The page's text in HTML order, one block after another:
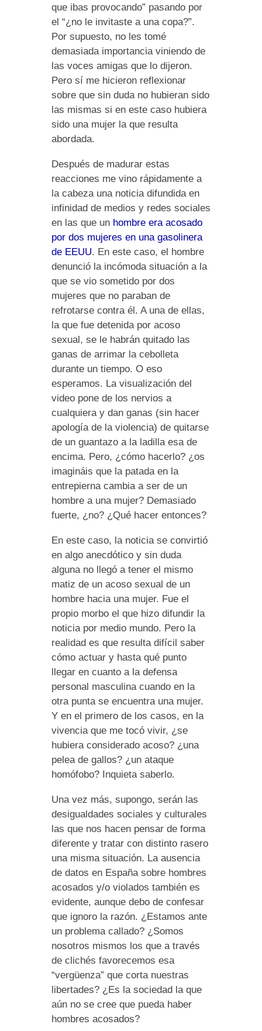
que ibas provocando” pasando por
el “¿no le invitaste a una copa?”.
Por supuesto, no les tomé
demasiada importancia viniendo de
las voces amigas que lo dijeron.
Pero sí me hicieron reflexionar
sobre que sin duda no hubieran sido
las mismas si en este caso hubiera
sido una mujer la que resulta
abordada.
Después de madurar estas
reacciones me vino rápidamente a
la cabeza una noticia difundida en
infinidad de medios y redes sociales
en las que un hombre era acosado
por dos mujeres en una gasolinera
de EEUU. En este caso, el hombre
denunció la incómoda situación a la
que se vio sometido por dos
mujeres que no paraban de
refrotarse contra él. A una de ellas,
la que fue detenida por acoso
sexual, se le habrán quitado las
ganas de arrimar la cebolleta
durante un tiempo. O eso
esperamos. La visualización del
video pone de los nervios a
cualquiera y dan ganas (sin hacer
apología de la violencia) de quitarse
de un guantazo a la ladilla esa de
encima. Pero, ¿cómo hacerlo? ¿os
imagináis que la patada en la
entrepierna cambia a ser de un
hombre a una mujer? Demasiado
fuerte, ¿no? ¿Qué hacer entonces?
En este caso, la noticia se convirtió
en algo anecdótico y sin duda
alguna no llegó a tener el mismo
matiz de un acoso sexual de un
hombre hacia una mujer. Fue el
propio morbo el que hizo difundir la
noticia por medio mundo. Pero la
realidad es que resulta difícil saber
cómo actuar y hasta qué punto
llegar en cuanto a la defensa
personal masculina cuando en la
otra punta se encuentra una mujer.
Y en el primero de los casos, en la
vivencia que me tocó vivir, ¿se
hubiera considerado acoso? ¿una
pelea de gallos? ¿un ataque
homófobo? Inquieta saberlo.
Una vez más, supongo, serán las
desigualdades sociales y culturales
las que nos hacen pensar de forma
diferente y tratar con distinto rasero
una misma situación. La ausencia
de datos en España sobre hombres
acosados y/o violados también es
evidente, aunque debo de confesar
que ignoro la razón. ¿Estamos ante
un problema callado? ¿Somos
nosotros mismos los que a través
de clichés favorecemos esa
“vergüenza” que corta nuestras
libertades? ¿Es la sociedad la que
aún no se cree que pueda haber
hombres acosados?